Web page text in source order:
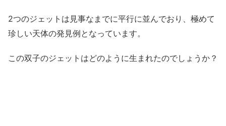
2つのジェットは見事なまでに平行に並んでおり、極めて
珍しい天体の発見例となっています。
この双子のジェットはどのように生まれたのでしょうか？